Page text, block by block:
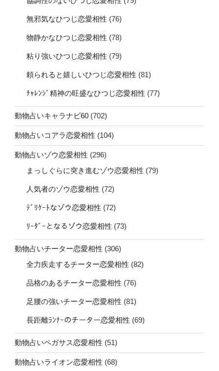
無邪気なひつじ恋愛相性 (76)
物静かなひつじ恋愛相性 (78)
粘り強いひつじ恋愛相性 (79)
頼られると嬉しいひつじ恋愛相性 (81)
ﾁｬﾚﾝｼﾞ精神の旺盛なひつじ恋愛相性 (77)
動物占いキャラナビ60 (702)
動物占いコアラ恋愛相性 (104)
動物占いゾウ恋愛相性 (296)
まっしぐらに突き進むゾウ恋愛相性 (79)
人気者のゾウ恋愛相性 (72)
ﾃﾞﾘｹｰﾄなゾウ恋愛相性 (72)
ﾘｰﾀﾞｰとなるゾウ恋愛相性 (73)
動物占いチーター恋愛相性 (306)
全力疾走するチーター恋愛相性 (82)
品格のあるチーター恋愛相性 (76)
足腰の強いチーター恋愛相性 (81)
長距離ﾗﾝﾅｰのチーター恋愛相性 (69)
動物占いペガサス恋愛相性 (51)
動物占いライオン恋愛相性 (68)